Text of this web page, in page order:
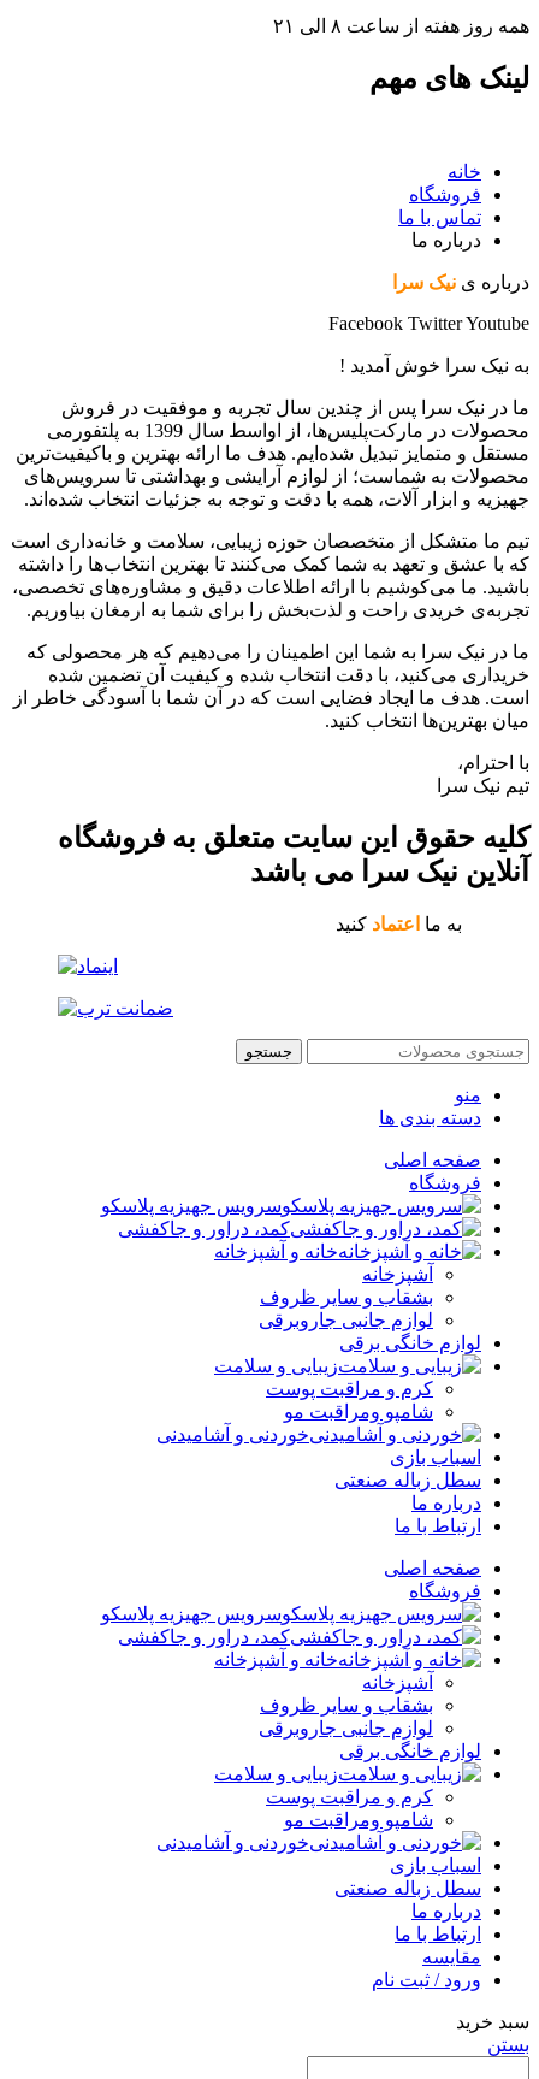
همه روز هفته از ساعت ٨ الی ۲۱
لینک های مهم
خانه
فروشگاه
تماس با ما
درباره ما
درباره ی نیک سرا
Facebook TwitterYoutube
به نیک سرا خوش آمدید !
ما در نیک سرا پس از چندین سال تجربه و موفقیت در فروش
محصولات در مارکت‌پلیس‌ها، از اواسط سال 1399 به پلتفورمی
مستقل و متمایز تبدیل شده‌ایم. هدف ما ارائه بهترین و باکیفیت‌ترین
محصولات به شماست؛ از لوازم آرایشی و بهداشتی تا سرویس‌های
جهیزیه و ابزار آلات، همه با دقت و توجه به جزئیات انتخاب شده‌اند.
تیم ما متشکل از متخصصان حوزه زیبایی، سلامت و خانه‌داری است
که با عشق و تعهد به شما کمک می‌کنند تا بهترین انتخاب‌ها را داشته
باشید. ما می‌کوشیم با ارائه اطلاعات دقیق و مشاوره‌های تخصصی،
تجربه‌ی خریدی راحت و لذت‌بخش را برای شما به ارمغان بیاوریم.
ما در نیک سرا به شما این اطمینان را می‌دهیم که هر محصولی که
خریداری می‌کنید، با دقت انتخاب شده و کیفیت آن تضمین شده
است. هدف ما ایجاد فضایی است که در آن شما با آسودگی خاطر از
میان بهترین‌ها انتخاب کنید.
با احترام،
تیم نیک سرا
کلیه حقوق این سایت متعلق به فروشگاه
آنلاین نیک سرا می باشد
به ما اعتماد کنید
جستجو
منو
دسته بندی ها
صفحه اصلی
فروشگاه
سرویس جهیزیه پلاسکو
کمد، دراور و جاکفشی
خانه و آشپزخانه
آشپزخانه
بشقاب و سایر ظروف
لوازم جانبی جاروبرقی
لوازم خانگی برقی
زیبایی و سلامت
کرم و مراقبت پوست
شامپو ومراقبت مو
خوردنی و آشامیدنی
اسباب بازی
سطل زباله صنعتی
درباره ما
ارتباط با ما
صفحه اصلی
فروشگاه
سرویس جهیزیه پلاسکو
کمد، دراور و جاکفشی
خانه و آشپزخانه
آشپزخانه
بشقاب و سایر ظروف
لوازم جانبی جاروبرقی
لوازم خانگی برقی
زیبایی و سلامت
کرم و مراقبت پوست
شامپو ومراقبت مو
خوردنی و آشامیدنی
اسباب بازی
سطل زباله صنعتی
درباره ما
ارتباط با ما
مقایسه
ورود / ثبت نام
سبد خرید
بستن